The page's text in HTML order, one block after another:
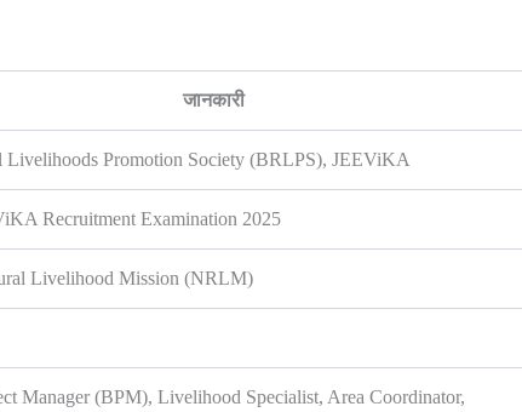
जानकारी
Livelihoods Promotion Society (BRLPS), JEEViKA
Recruitment Examination 2025
Livelihood Mission (NRLM)
Manager (BPM), Livelihood Specialist, Area Coordinator,